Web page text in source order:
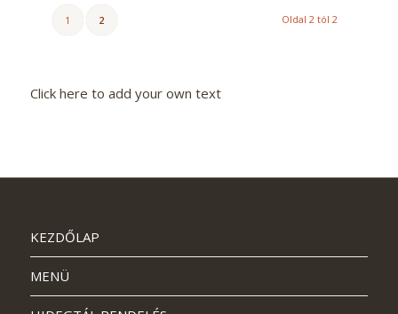
Oldal 2 tól 2
1 2
Click here to add your own text
KEZDŐLAP
MENÜ